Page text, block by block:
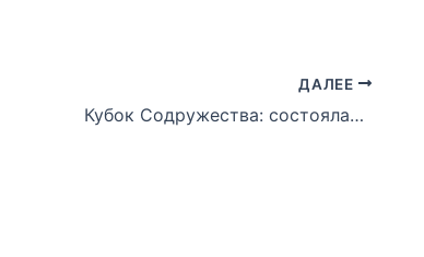
ДАЛЕЕ
Кубок Содружества: состоялась презентация турнира